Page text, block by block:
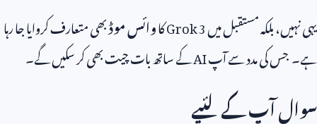
یہی نہیں، بلکہ مستقبل میںGrok 3کاوائس موڈبھی متعارف کروایا جا رہا
ہے۔ جس کی مدد سے آپAIکے ساتھ بات چیت بھی کر سکیں گے۔
سوال آپ کے لئیے